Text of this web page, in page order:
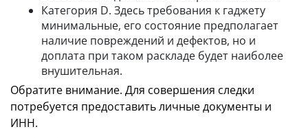
Категория D. Здесь требования к гаджету
минимальные, его состояние предполагает
наличие повреждений и дефектов, но и
доплата при таком раскладе будет наиболее
внушительная.
Обратите внимание. Для совершения следки
потребуется предоставить личные документы и
ИНН.